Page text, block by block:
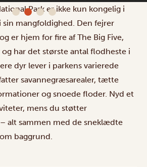
Park er ikke kun kongelig i
sin mangfoldighed. Den fejrer
er hjem for fire af The Big Five,
har det største antal flodheste i
dyr lever i parkens varierede
savannegræsarealer, tætte
og snoede floder. Nyd et
mens du støtter
alt sammen med de sneklædte
baggrund.